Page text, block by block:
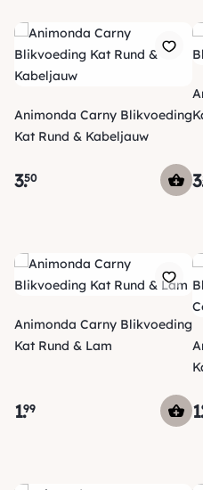
Animonda Carny Blikvoeding
Kat Rund & Kabeljauw
3.50 3
Animonda Carny Blikvoeding
Kat Rund & Lam
1.99 1